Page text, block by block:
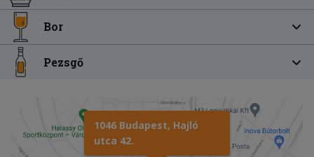
Bor
Pezsgő
1046 Budapest, Hajló
utca 42.